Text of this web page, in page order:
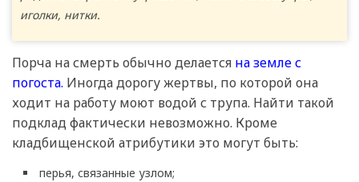
иголки, нитки.
Порча на смерть обычно делается на земле с
погоста. Иногда дорогу жертвы, по которой она
ходит на работу моют водой с трупа. Найти такой
подклад фактически невозможно. Кроме
кладбищенской атрибутики это могут быть:
перья, связанные узлом;